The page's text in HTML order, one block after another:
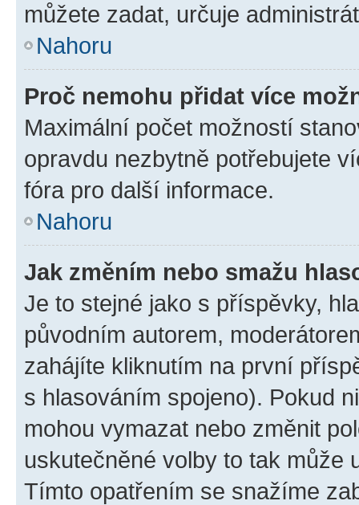
můžete zadat, určuje
Nahoru
Proč nemohu přidat více
Maximální počet možností
opravdu nezbytně potřebujete
fóra pro další informace.
Nahoru
Jak změním nebo smažu
Je to stejné jako s příspěvky,
původním autorem,
zahájíte kliknutím na první
s hlasováním spojeno). Pokud
mohou vymazat nebo změnit
uskutečněné volby to tak může
Tímto opatřením se snažíme